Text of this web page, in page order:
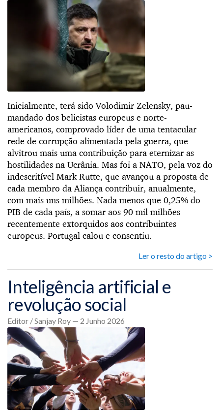
Inicialmente, terá sido Volodimir Zelensky, pau-
mandado dos belicistas europeus e norte-
americanos, comprovado líder de uma tentacular
rede de corrupção alimentada pela guerra, que
alvitrou mais uma contribuição para eternizar as
hostilidades na Ucrânia. Mas foi a NATO, pela voz do
indescritível Mark Rutte, que avançou a proposta de
cada membro da Aliança contribuir, anualmente,
com mais uns milhões. Nada menos que 0,25% do
PIB de cada país, a somar aos 90 mil milhões
recentemente extorquidos aos contribuintes
europeus. Portugal calou e consentiu.
Ler o resto do artigo >
Inteligência artificial e
revolução social
Editor / Sanjay Roy — 2 Junho 2026